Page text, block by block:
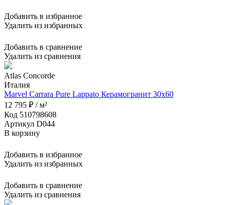
Добавить в избранное
Удалить из избранных
Добавить в сравнение
Удалить из сравнения
Atlas Concorde
Италия
Marvel Carrara Pure Lappato Керамогранит 30x60
12 795 ₽ / м²
Код 510798608
Артикул D044
В корзину
Добавить в избранное
Удалить из избранных
Добавить в сравнение
Удалить из сравнения